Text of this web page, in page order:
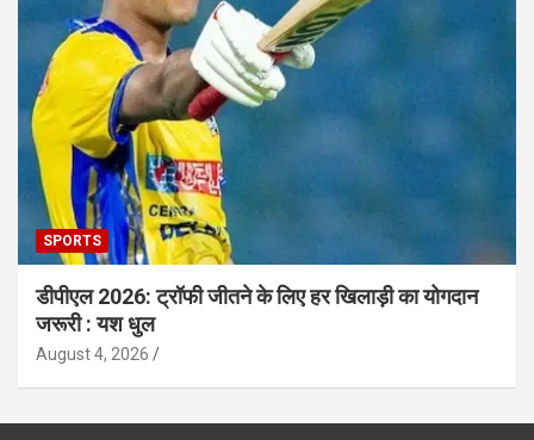
SPORTS
डीपीएल 2026: ट्रॉफी जीतने के लिए हर खिलाड़ी का योगदान
जरूरी : यश धुल
August 4, 2026